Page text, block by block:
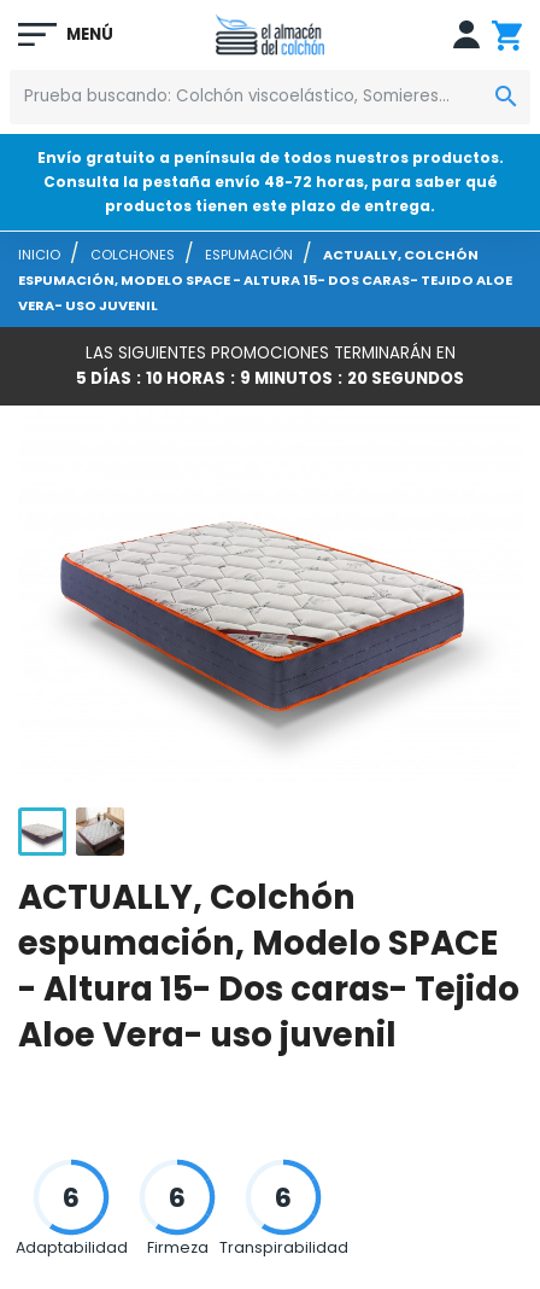
MENÚ

Envío gratuito a península de todos nuestros productos.
Consulta la pestaña envío 48-72 horas, para saber qué
productos tienen este plazo de entrega.
INICIO COLCHONES ESPUMACIÓN
ACTUALLY, COLCHÓN
ESPUMACIÓN, MODELO SPACE - ALTURA 15- DOS CARAS- TEJIDO ALOE
VERA- USO JUVENIL
LAS SIGUIENTES PROMOCIONES TERMINARÁN EN
5 DÍAS 10 HORAS 9 MINUTOS 19SEGUNDOS
ACTUALLY, Colchón
espumación, Modelo SPACE
- Altura 15- Dos caras- Tejido
Aloe Vera- uso juvenil
Adaptabilidad Firmeza Transpirabilidad